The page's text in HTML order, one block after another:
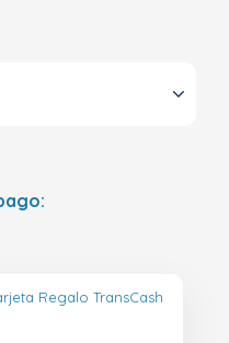
Regalo TransCash